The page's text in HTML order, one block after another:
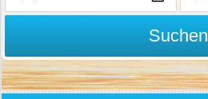
Suchen